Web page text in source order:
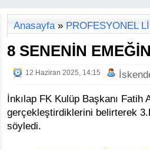
Anasayfa» PROFESYONEL
8 SENENİN
12 Haziran 2025, 14:15
İnkılap FK Kulüp Başkanı Fatih
gerçekleştirdiklerini belirterek
söyledi.